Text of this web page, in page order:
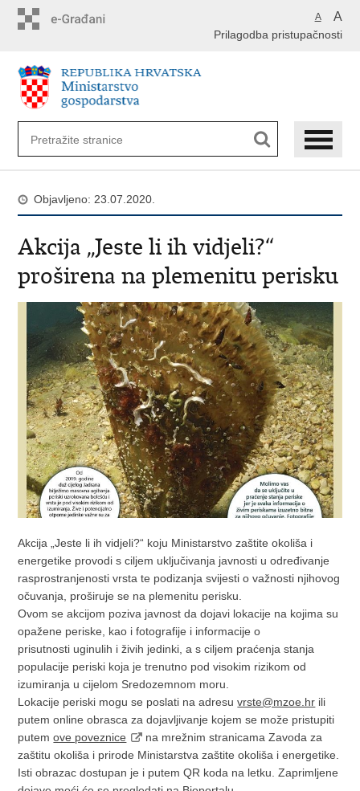
A A
Prilagodba pristupačnosti
Objavljeno: 23.07.2020.
Akcija „Jeste li ih vidjeli?“
proširena na plemenitu perisku
Akcija „Jeste li ih vidjeli?“ koju Ministarstvo zaštite okoliša i
energetike provodi s ciljem uključivanja javnosti u određivanje
rasprostranjenosti vrsta te podizanja svijesti o važnosti njihovog
očuvanja, proširuje se na plemenitu perisku.
Ovom se akcijom poziva javnost da dojavi lokacije na kojima su
opažene periske, kao i fotografije i informacije o
prisutnosti uginulih i živih jedinki, a s ciljem praćenja stanja
populacije periski koja je trenutno pod visokim rizikom od
izumiranja u cijelom Sredozemnom moru.
Lokacije periski mogu se poslati na adresuvrste@mzoe.hr ili
putem online obrasca za dojavljivanje kojem se može pristupiti
putemove poveznice
na mrežnim stranicama Zavoda za
zaštitu okoliša i prirode Ministarstva zaštite okoliša i energetike.
Isti obrazac dostupan je i putem QR koda na letku. Zaprimljene